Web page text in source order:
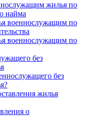
жилья по
найма
военнослужащим по
военнослужащим по
без
без
жилья
о